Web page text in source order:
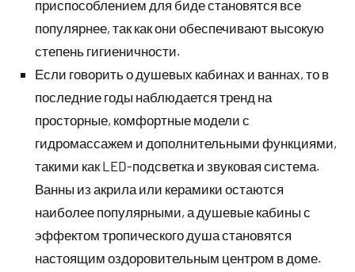
приспособлением для биде становятся все
популярнее, так как они обеспечивают высокую
степень гигиеничности.
Если говорить о душевых кабинах и ваннах, то в
последние годы наблюдается тренд на
просторные, комфортные модели с
гидромассажем и дополнительными функциями,
такими как LED-подсветка и звуковая система.
Ванны из акрила или керамики остаются
наиболее популярными, а душевые кабины с
эффектом тропического душа становятся
настоящим оздоровительным центром в доме.